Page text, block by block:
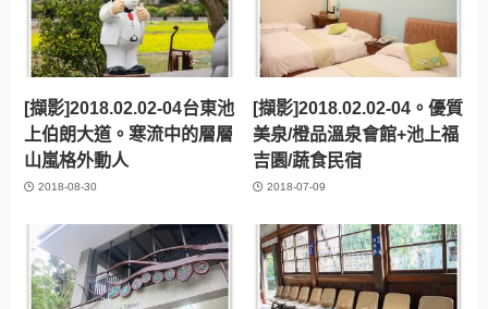
[擷影]2018.02.02-04台東池
上伯朗大道。寒流中的層層
山嵐格外動人
2018-08-30
[擷影]2018.02.02-04。優質
美泉/橙品溫泉會館+池上福
吉園/蔬食民宿
2018-07-09